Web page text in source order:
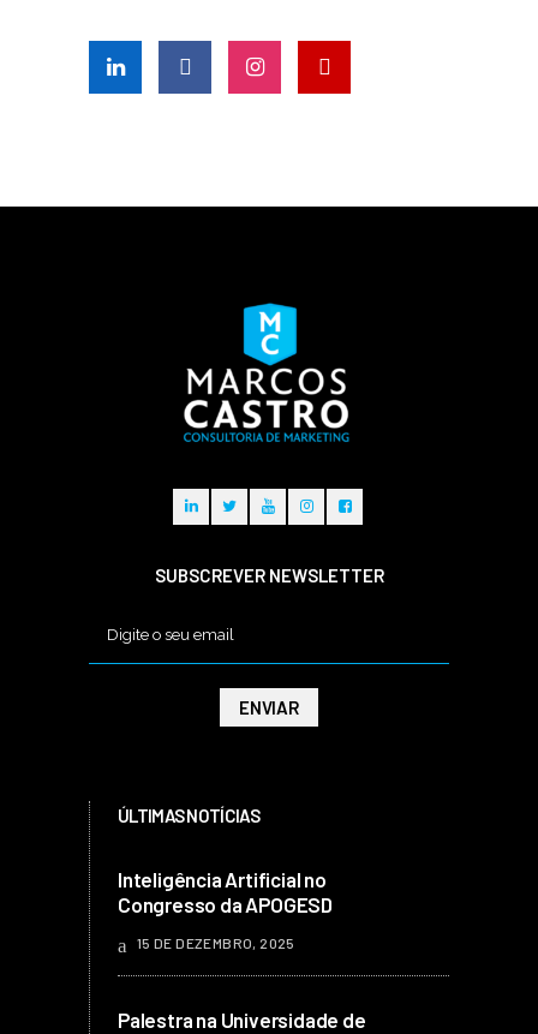
SUBSCREVER NEWSLETTER
ÚLTIMAS NOTÍCIAS
Inteligência Artificial no
Congresso da APOGESD
15 DE DEZEMBRO, 2025
Palestra na Universidade de